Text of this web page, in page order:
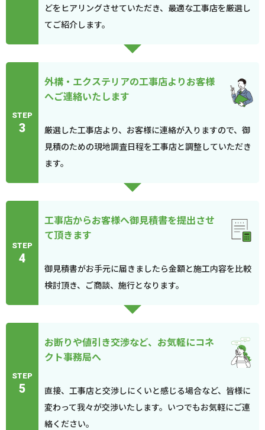
どをヒアリングさせていただき、最適な工事店を厳選し
てご紹介します。
STEP
3
外構・エクステリアの工事店よりお客様
へご連絡いたします
厳選した工事店より、お客様に連絡が入りますので、御
見積のための現地調査日程を工事店と調整していただき
ます。
STEP
4
工事店からお客様へ御見積書を提出させ
て頂きます
御見積書がお手元に届きましたら金額と施工内容を比較
検討頂き、ご商談、施行となります。
STEP
5
お断りや値引き交渉など、お気軽にコネ
クト事務局へ
直接、工事店と交渉しにくいと感じる場合など、皆様に
変わって我々が交渉いたします。いつでもお気軽にご連
絡ください。